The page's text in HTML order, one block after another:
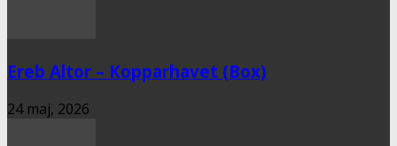
Ereb Altor – Kopparhavet (Box)
24 maj, 2026